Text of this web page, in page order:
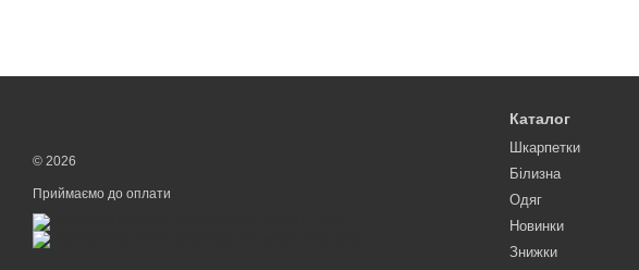
© 2026
Приймаємо до оплати
Каталог
Шкарпетки
Білизна
Одяг
Новинки
Знижки